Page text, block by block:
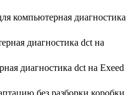
компьютерная диагностика
диагностика dct на
диагностика dct на Exeed
без разборки коробки